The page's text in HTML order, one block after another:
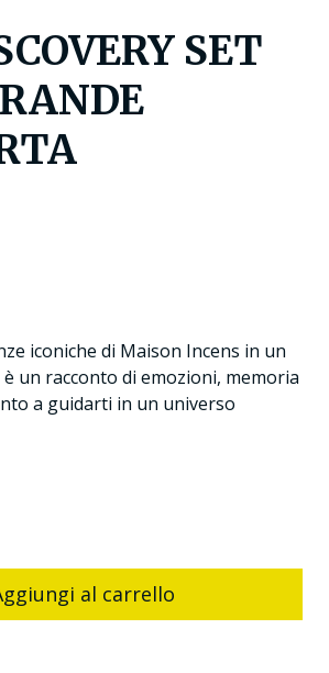
SET
iconiche di Maison Incens in un
un racconto di emozioni, memoria
a guidarti in un universo
al carrello